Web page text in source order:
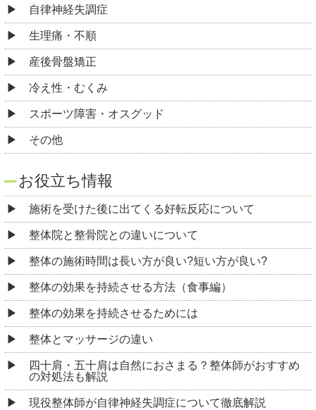
自律神経失調症
生理痛・不順
産後骨盤矯正
冷え性・むくみ
スポーツ障害・オスグッド
その他
お役立ち情報
施術を受けた後に出てくる好転反応について
整体院と整骨院との違いについて
整体の施術時間は長い方が良い?短い方が良い?
整体の効果を持続させる方法（食事編）
整体の効果を持続させるためには
整体とマッサージの違い
四十肩・五十肩は自然におさまる？整体師がおすすめ
の対処法も解説
現役整体師が自律神経失調症について徹底解説